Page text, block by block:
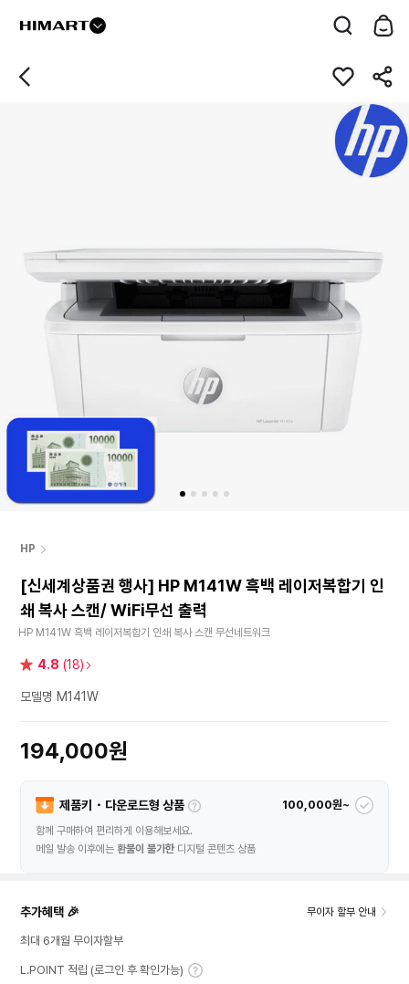
HP
[신세계상품권 행사] HP M141W 흑백 레이저복합기 인
쇄 복사 스캔/ WiFi무선 출력
HP M141W 흑백 레이저복합기 인쇄 복사 스캔 무선네트워크
별 4.8 (18)
모델명 M141W
194,000원
제품키・다운로드형 상품 100,000원~
함께 구매하여 편리하게 이용해보세요.
메일 발송 이후에는 환불이 불가한디지털 콘텐츠 상품
추가혜택 🎉 무이자 할부 안내
최대 6개월 무이자할부
L.POINT 적립 (로그인 후 확인가능)